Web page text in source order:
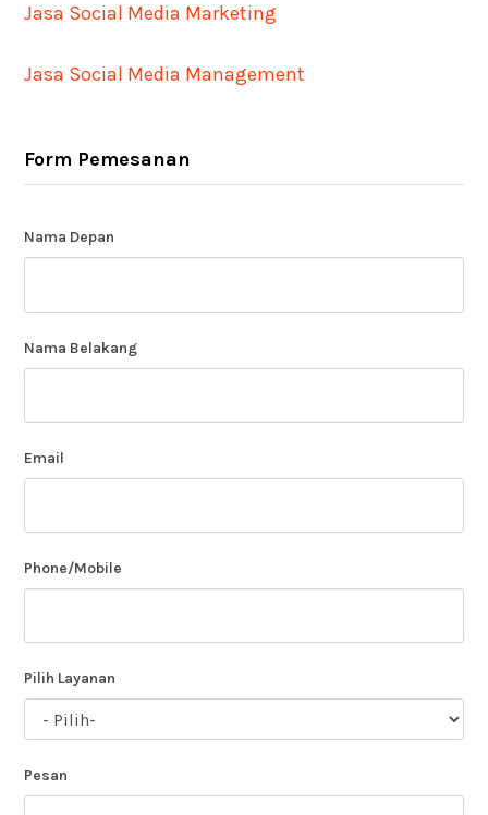
Jasa Social Media Marketing
Jasa Social Media Management
Form Pemesanan
Nama Depan
Nama Belakang
Email
Phone/Mobile
Pilih Layanan
Pesan